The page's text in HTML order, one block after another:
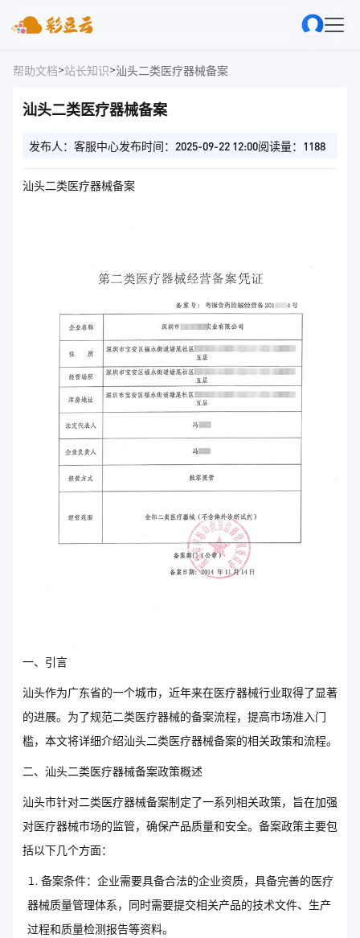
帮助文档>站长知识>汕头二类医疗器械备案
汕头二类医疗器械备案
发布人：客服中心发布时间：2025-09-22 12:00阅读量：1188
汕头二类医疗器械备案
一、引言
汕头作为广东省的一个城市，近年来在医疗器械行业取得了显著
的进展。为了规范二类医疗器械的备案流程，提高市场准入门
槛，本文将详细介绍汕头二类医疗器械备案的相关政策和流程。
二、汕头二类医疗器械备案政策概述
汕头市针对二类医疗器械备案制定了一系列相关政策，旨在加强
对医疗器械市场的监管，确保产品质量和安全。备案政策主要包
括以下几个方面：
备案条件：企业需要具备合法的企业资质，具备完善的医疗
器械质量管理体系，同时需要提交相关产品的技术文件、生产
过程和质量检测报告等资料。